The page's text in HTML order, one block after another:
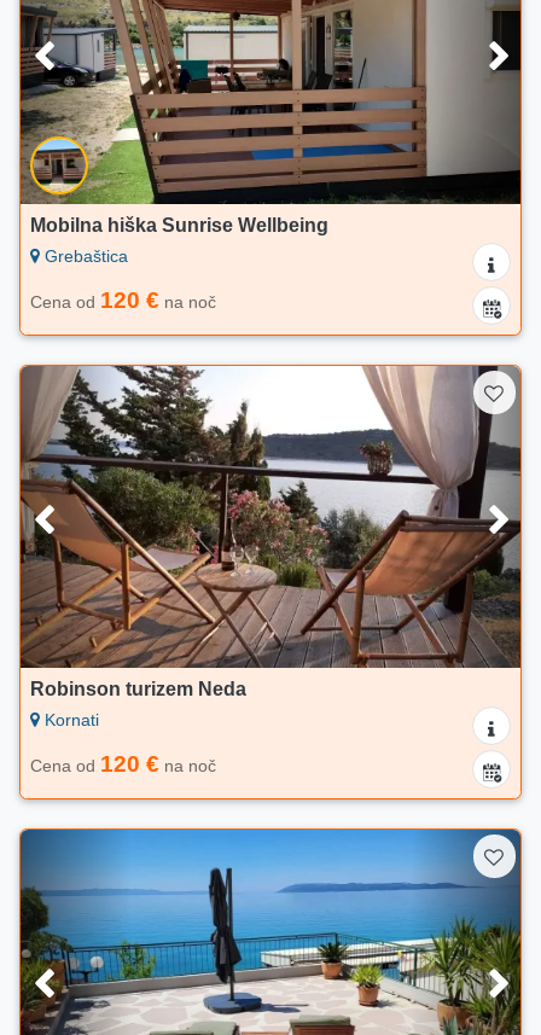
Mobilna hiška Sunrise Wellbeing
Grebaštica
Cena od 120 € na noč
Robinson turizem Neda
Kornati
Cena od 120 € na noč